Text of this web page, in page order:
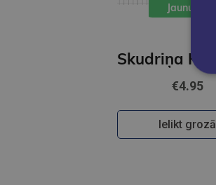
Jaunums
€4.95
Ielikt grozā